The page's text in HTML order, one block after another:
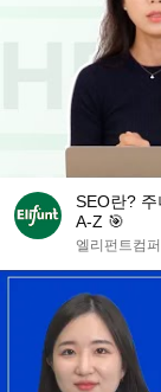
SEO란?
A-Z 🎯
엘리펀트컴퍼